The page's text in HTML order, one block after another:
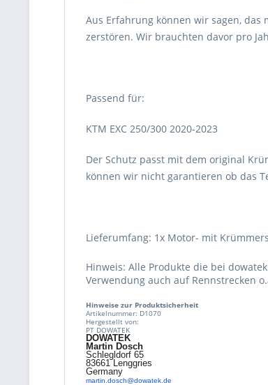
Aus Erfahrung können wir sagen,
zerstören. Wir brauchten davor pro
Passend für:
KTM EXC 250/300 2020-2023
Der Schutz passt mit dem original
können wir nicht garantieren ob das
Lieferumfang: 1x Motor- mit
Hinweis: Alle Produkte die bei
Verwendung auch auf Rennstrecken
Hinweise zur Produktsicherheit
Artikelnummer: D1070
Hergestellt von:
PT DOWATEK
DOWATEK
Martin Dosch
Schlegldorf 65
83661 Lenggries
Germany
martin.dosch@dowatek.de